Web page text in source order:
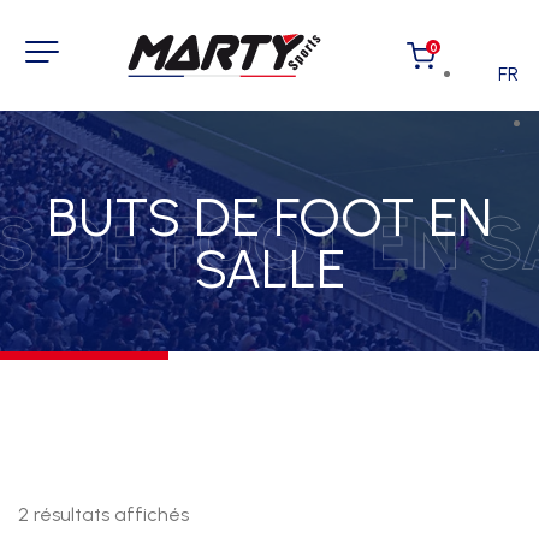
0
FR
DE FOOT EN
BUTS DE FOOT EN
SALLE
2 résultats affichés